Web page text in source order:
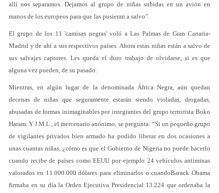
allí nos separamos. Dejamos al grupo de niñas subidas en un avión en
manos de los europeos para que las pusieran a salvo”.
El grupo de los 11 'camisas negras' voló a Las Palmas de Gran Canaria-
Madrid y de ahí a sus respectivos países. Ahora estas niñas están a salvo de
sus salvajes captores. Les queda el duro trabajo de olvidarse, si es que
alguna vez pueden, de su pasado.
Mientras, en algún lugar de la denominada África Negra, aún quedan
decenas de niñas que seguramente estarán siendo violadas, drogadas,
abusadas de formas inimaginables por integrantes del grupo terrorista Boko
Haram. Y J.M.L., el mercenario anónimo, se pregunta: “Si un pequeño grupo
de vigilantes privados bien armado ha podido liberar en dos ocasiones a
unas cuantas niñas, ¿cómo es que el Gobierno de Nigeria no puede hacerlo
cuando recibe de países como EEUU por ejemplo 24 vehículos antiminas
valorados en 11.000.000 dólares para eliminarlos o cuandoBarack Obama
firmaba en su día la Orden Ejecutiva Presidencial 13.224 que ordenaba la